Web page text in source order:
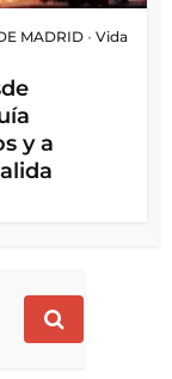
MADRID • Vida
y a